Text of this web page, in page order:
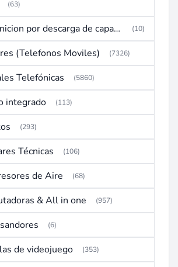
(63)
CDI(Ignicion por descarga de capacitor) (10)
(Telefonos Moviles) (7326)
Telefónicas (5860)
integrado (113)
(293)
Técnicas (106)
de Aire (68)
& All in one (957)
(6)
de videojuego (353)